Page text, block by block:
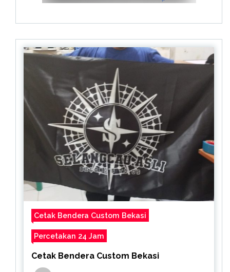
Cetak Bendera Custom Bekasi
Percetakan 24 Jam
Cetak Bendera Custom Bekasi